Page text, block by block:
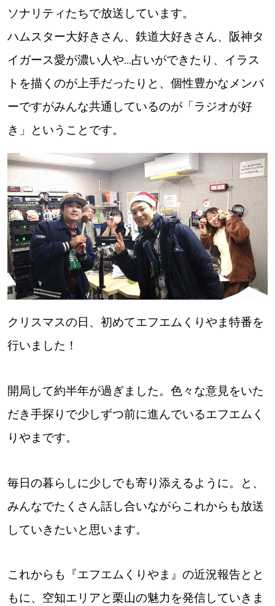
ソナリティたちで放送しています。
ハムスター大好きさん、鉄道大好きさん、阪神タ
イガース愛が濃い人や…占いができたり、イラス
トを描くのが上手だったりと、個性豊かなメンバ
ーですがみんな共通しているのが「ラジオが好
き」ということです。
クリスマスの日、初めてエフエムくりやま特番を
行いました！
開局して約半年が過ぎました。色々な意見をいた
だき手探りで少しずつ前に進んでいるエフエムく
りやまです。
毎日の暮らしに少しでも寄り添えるように。と、
みんなでたくさん話し合いながらこれからも放送
していきたいと思います。
これからも『エフエムくりやま』の近況報告とと
もに、空知エリアと栗山の魅力を発信していきま